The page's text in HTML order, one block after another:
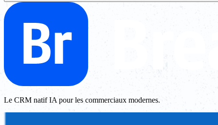
Le CRM natif IA pour les commerciaux modernes.